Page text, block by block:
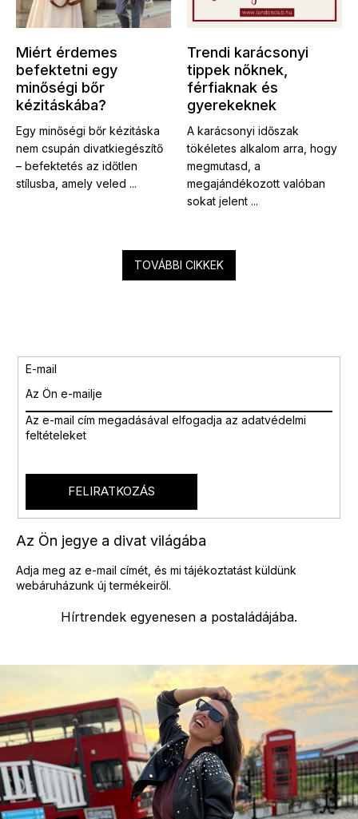
Miért érdemes
befektetni egy
minőségi bőr
kézitáskába?
Egy minőségi bőr kézitáska
nem csupán divatkiegészítő
– befektetés az időtlen
stílusba, amely veled ...
Trendi karácsonyi
tippek nőknek,
férfiaknak és
gyerekeknek
A karácsonyi időszak
tökéletes alkalom arra, hogy
megmutasd, a
megajándékozott valóban
sokat jelent ...
TOVÁBBI CIKKEK
Hírtrendek egyenesen a postaládájába.
Az Ön jegye a divat világába
Adja meg az e-mail címét, és mi tájékoztatást küldünk
webáruházunk új termékeiről.
E-mail
Az e-mail cím megadásával elfogadja az adatvédelmi
feltételeket
FELIRATKOZÁS